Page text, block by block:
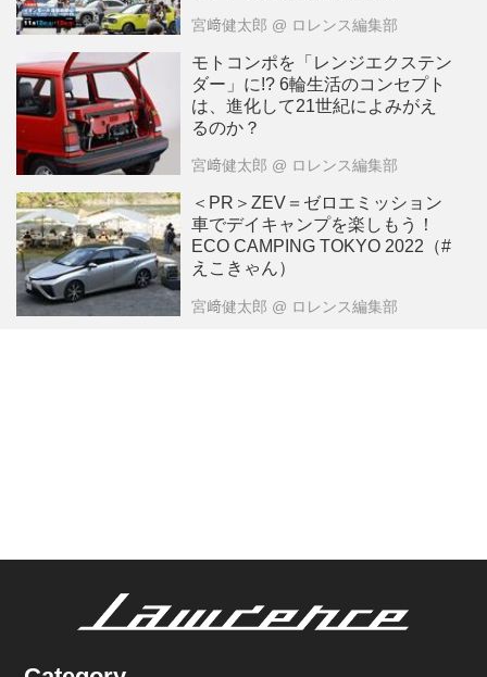
宮﨑健太郎 @ ロレンス編集部
モトコンポを「レンジエクステン
ダー」に!? 6輪生活のコンセプト
は、進化して21世紀によみがえ
るのか？
宮﨑健太郎 @ ロレンス編集部
＜PR＞ZEV＝ゼロエミッション
車でデイキャンプを楽しもう！
ECO CAMPING TOKYO 2022（#
えこきゃん）
宮﨑健太郎 @ ロレンス編集部